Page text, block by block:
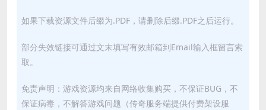
如果下载资源文件后缀为.PDF，请删除后缀.PDF之后运行。
部分失效链接可通过文末填写有效邮箱到Email输入框留言索
取。
免责声明：游戏资源均来自网络收集购买，不保证BUG，不
保证病毒，不解答游戏问题（传奇服务端提供付费架设服